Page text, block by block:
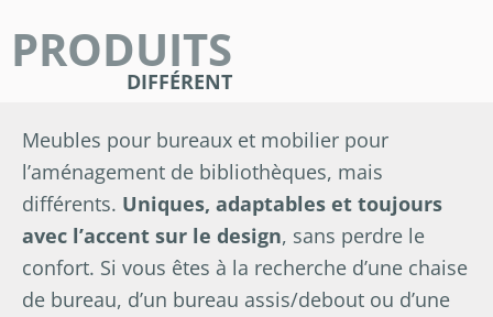
PRODUITS
DIFFÉRENT
Meubles pour bureaux et mobilier pour
l’aménagement de bibliothèques, mais
différents. Uniques, adaptables et toujours
avec l’accent sur le design, sans perdre le
confort. Si vous êtes à la recherche d’une chaise
de bureau, d’un bureau assis/debout ou d’une